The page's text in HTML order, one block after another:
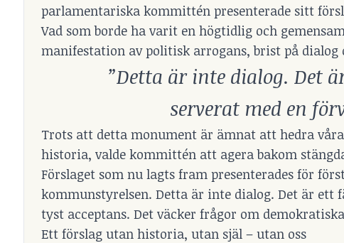
parlamentariska kommittén presenterade sitt
Vad som borde ha varit en högtidlig och
manifestation av politisk arrogans, brist på
”Detta är inte dialog. Det
serverat med en
Trots att detta monument är ämnat att hedra
historia, valde kommittén att agera bakom
Förslaget som nu lagts fram presenterades för
kommunstyrelsen. Detta är inte dialog. Det är ett
tyst acceptans. Det väcker frågor om
Ett förslag utan historia, utan själ – utan oss